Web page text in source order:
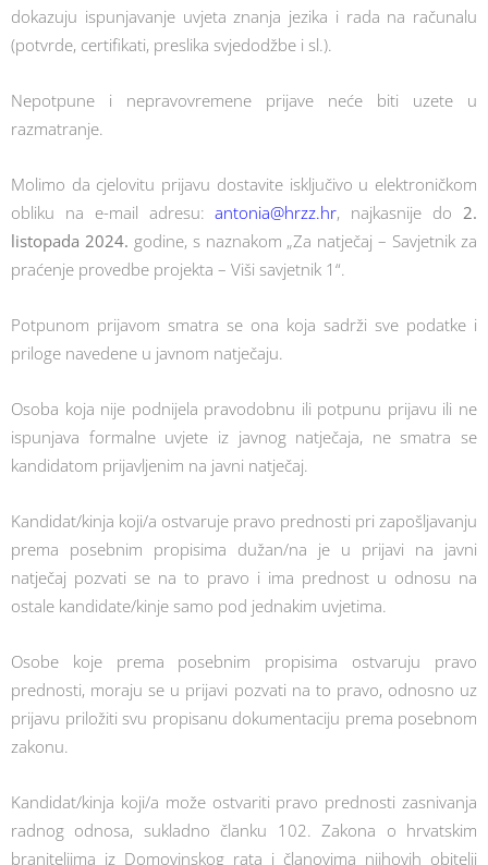
dokazuju ispunjavanje uvjeta znanja jezika i rada na računalu
(potvrde, certifikati, preslika svjedodžbe i sl.).
Nepotpune i nepravovremene prijave neće biti uzete u
razmatranje.
Molimo da cjelovitu prijavu dostavite isključivo u elektroničkom
obliku na e-mail adresu:antonia@hrzz.hr, najkasnije do 2.
listopada 2024. godine, s naznakom „Za natječaj – Savjetnik za
praćenje provedbe projekta – Viši savjetnik 1“.
Potpunom prijavom smatra se ona koja sadrži sve podatke i
priloge navedene u javnom natječaju.
Osoba koja nije podnijela pravodobnu ili potpunu prijavu ili ne
ispunjava formalne uvjete iz javnog natječaja, ne smatra se
kandidatom prijavljenim na javni natječaj.
Kandidat/kinja koji/a ostvaruje pravo prednosti pri zapošljavanju
prema posebnim propisima dužan/na je u prijavi na javni
natječaj pozvati se na to pravo i ima prednost u odnosu na
ostale kandidate/kinje samo pod jednakim uvjetima.
Osobe koje prema posebnim propisima ostvaruju pravo
prednosti, moraju se u prijavi pozvati na to pravo, odnosno uz
prijavu priložiti svu propisanu dokumentaciju prema posebnom
zakonu.
Kandidat/kinja koji/a može ostvariti pravo prednosti zasnivanja
radnog odnosa, sukladno članku 102. Zakona o hrvatskim
braniteljima iz Domovinskog rata i članovima njihovih obitelji